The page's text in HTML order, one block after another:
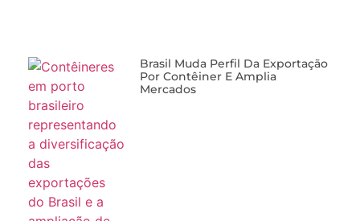
Brasil Muda Perfil Da Exportação
Por Contêiner E Amplia
Mercados